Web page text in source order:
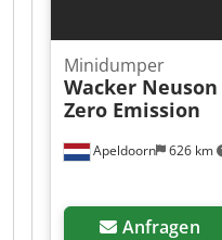
Apeldoorn 626 km
Minidumper
Wacker Neuson
Zero Emission
Anfragen